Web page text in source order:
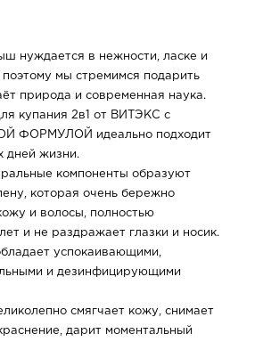
нуждается в нежности, ласке и
поэтому мы стремимся подарить
природа и современная наука.
купания 2в1 от ВИТЭКС с
ФОРМУЛОЙ идеально подходит
дней жизни.
компоненты образуют
которая очень бережно
и волосы, полностью
и не раздражает глазки и носик.
успокаивающими,
и дезинфицирующими
смягчает кожу, снимает
дарит моментальный